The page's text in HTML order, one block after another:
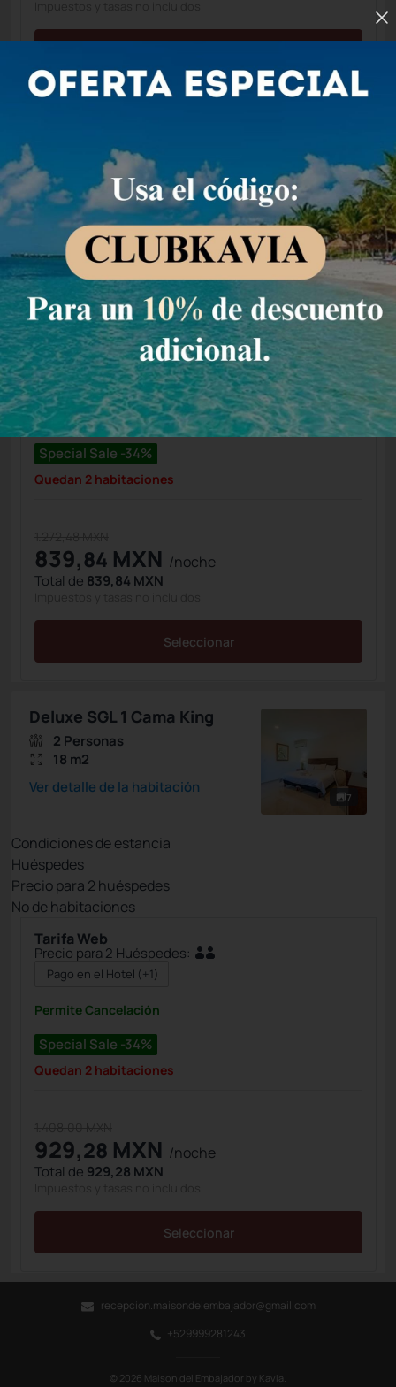
6
Matrimoniales
4 Personas
16 m2
Ver detalle de la habitación
Condiciones de estancia
Huéspedes
Precio para
2huéspedes
Nº de habitaciones
Tarifa Web
Precio para 2 Huéspedes:
Pago en el Hotel(+1)
Special Sale -34%
Permite Cancelación
Quedan 2 habitaciones
839,84 MXN /noche
Total de 839,84 MXN
Seleccionar
7
Deluxe SGL 1 Cama King
2 Personas
18 m2
Ver detalle de la habitación
Condiciones de estancia
Huéspedes
Precio para 2 huéspedes
Nº de habitaciones
Tarifa Web
Precio para 2 Huéspedes:
Pago en el Hotel (+1)
Special Sale -34%
Permite Cancelación
Quedan 2 habitaciones
929,28 MXN /noche
Total de 929,28 MXN
Seleccionar
recepcion.maisondelembajador@gmail.com
+529999281243
© 2026 Maison del Embajador by Kavia.